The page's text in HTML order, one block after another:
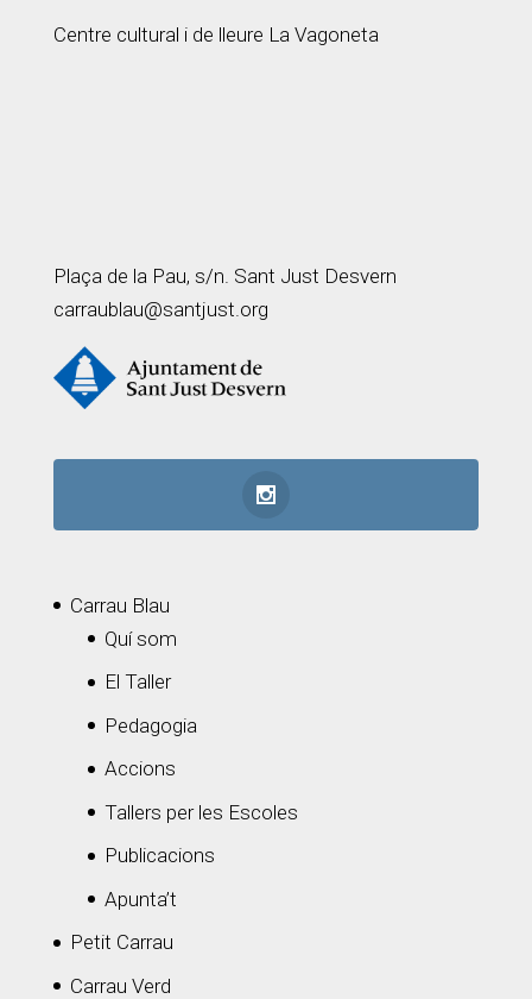
Centre cultural i de lleure La Vagoneta
Plaça de la Pau, s/n. Sant Just Desvern
carraublau@santjust.org
Carrau Blau
Quí som
El Taller
Pedagogia
Accions
Tallers per les Escoles
Publicacions
Apunta’t
Petit Carrau
Carrau Verd